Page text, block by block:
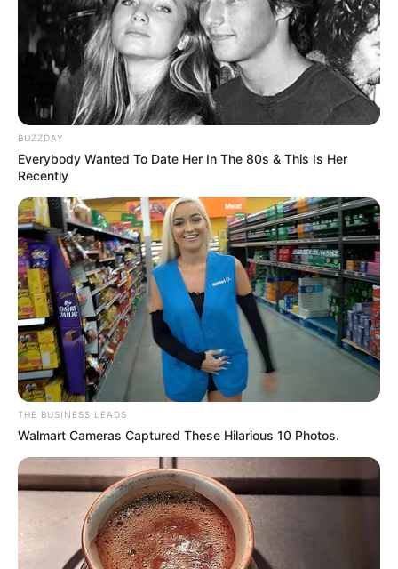
BUZZDAY
Everybody Wanted To Date Her In The 80s & This Is Her
Recently
THE BUSINESS LEADS
Walmart Cameras Captured These Hilarious 10 Photos.